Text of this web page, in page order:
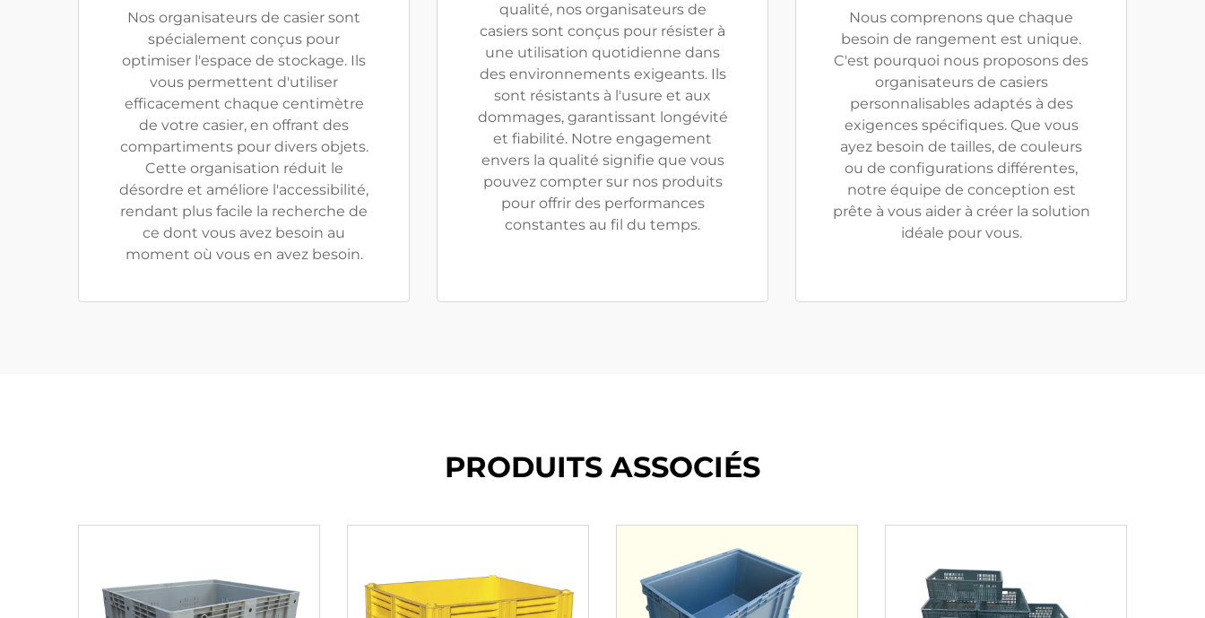
Nos organisateurs de casier sont
spécialement conçus pour
optimiser l'espace de stockage. Ils
vous permettent d'utiliser
efficacement chaque centimètre
de votre casier, en offrant des
compartiments pour divers objets.
Cette organisation réduit le
désordre et améliore l'accessibilité,
rendant plus facile la recherche de
ce dont vous avez besoin au
moment où vous en avez besoin.
qualité, nos organisateurs de
casiers sont conçus pour résister à
une utilisation quotidienne dans
des environnements exigeants. Ils
sont résistants à l'usure et aux
dommages, garantissant longévité
et fiabilité. Notre engagement
envers la qualité signifie que vous
pouvez compter sur nos produits
pour offrir des performances
constantes au fil du temps.
Nous comprenons que chaque
besoin de rangement est unique.
C'est pourquoi nous proposons des
organisateurs de casiers
personnalisables adaptés à des
exigences spécifiques. Que vous
ayez besoin de tailles, de couleurs
ou de configurations différentes,
notre équipe de conception est
prête à vous aider à créer la solution
idéale pour vous.
PRODUITS ASSOCIÉS